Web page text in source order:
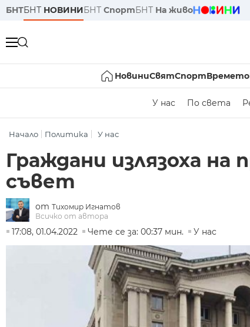
БНТБНТ НОВИНИБНТ СпортБНТ На живо
НовиниСвятСпортВремето
У нас По света
Начало Политика У нас
Граждани излязоха
съвет
от Тихомир Игнатов
Всичко от автора
17:08, 01.04.2022
Чете се за: 00:37 мин. У нас